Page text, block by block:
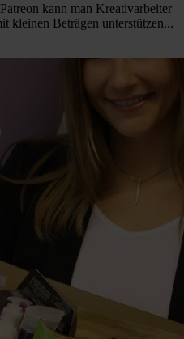
kann man Kreativarbeiter
kleinen Beträgen unterstützen...